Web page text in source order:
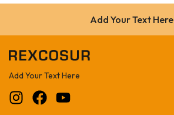
Add Your Text Here
Add Your Text Here